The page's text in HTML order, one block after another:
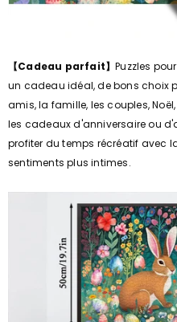
【Cadeau parfait】Puzzles
un cadeau idéal, de bons choix
amis, la famille, les couples,
les cadeaux d'anniversaire ou
profiter du temps récréatif avec
sentiments plus intimes.